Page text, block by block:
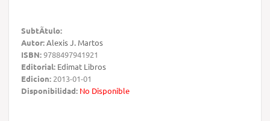
SubtÃ­tulo:
Autor:Alexis J. Martos
ISBN:9788497941921
Editorial: Edimat Libros
Edicion: 2013-01-01
Disponibilidad: No Disponible